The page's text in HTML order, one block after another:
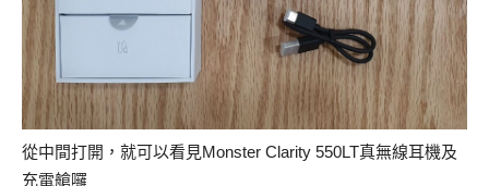
從中間打開，就可以看見Monster Clarity 550LT真無線耳機及
充電艙囉